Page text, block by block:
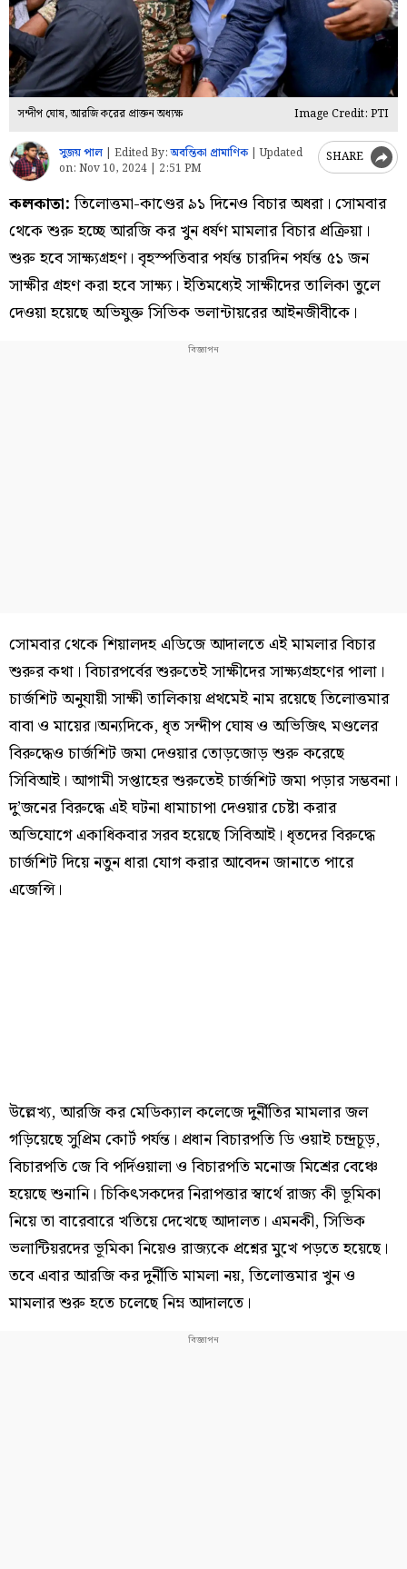
সন্দীপ ঘোষ, আরজি করের প্রাক্তন অধ্যক্ষ Image Credit: PTI
সুজয় পাল Edited By:অবন্তিকা প্রামাণিক|Updated
on: Nov 10, 2024 | 2:51 PM
SHARE
কলকাতা: তিলোত্তমা-কাণ্ডের ৯১ দিনেও বিচার অধরা। সোমবার
থেকে শুরু হচ্ছে আরজি কর খুন ধর্ষণ মামলার বিচার প্রক্রিয়া।
শুরু হবে সাক্ষ্যগ্রহণ। বৃহস্পতিবার পর্যন্ত চারদিন পর্যন্ত ৫১ জন
সাক্ষীর গ্রহণ করা হবে সাক্ষ্য। ইতিমধ্যেই সাক্ষীদের তালিকা তুলে
দেওয়া হয়েছে অভিযুক্ত সিভিক ভলান্টায়রের আইনজীবীকে।
সোমবার থেকে শিয়ালদহ এডিজে আদালতে এই মামলার বিচার
শুরুর কথা। বিচারপর্বের শুরুতেই সাক্ষীদের সাক্ষ্যগ্রহণের পালা।
চার্জশিট অনুযায়ী সাক্ষী তালিকায় প্রথমেই নাম রয়েছে তিলোত্তমার
বাবা ও মায়ের।অন্যদিকে, ধৃত সন্দীপ ঘোষ ও অভিজিৎ মণ্ডলের
বিরুদ্ধেও চার্জশিট জমা দেওয়ার তোড়জোড় শুরু করেছে
সিবিআই। আগামী সপ্তাহের শুরুতেই চার্জশিট জমা পড়ার সম্ভবনা।
দু’জনের বিরুদ্ধে এই ঘটনা ধামাচাপা দেওয়ার চেষ্টা করার
অভিযোগে একাধিকবার সরব হয়েছে সিবিআই। ধৃতদের বিরুদ্ধে
চার্জশিট দিয়ে নতুন ধারা যোগ করার আবেদন জানাতে পারে
এজেন্সি।
উল্লেখ্য, আরজি কর মেডিক্যাল কলেজে দুর্নীতির মামলার জল
গড়িয়েছে সুপ্রিম কোর্ট পর্যন্ত। প্রধান বিচারপতি ডি ওয়াই চন্দ্রচূড়,
বিচারপতি জে বি পর্দিওয়ালা ও বিচারপতি মনোজ মিশ্রের বেঞ্চে
হয়েছে শুনানি। চিকিৎসকদের নিরাপত্তার স্বার্থে রাজ্য কী ভূমিকা
নিয়ে তা বারেবারে খতিয়ে দেখেছে আদালত। এমনকী, সিভিক
ভলান্টিয়রদের ভূমিকা নিয়েও রাজ্যকে প্রশ্নের মুখে পড়তে হয়েছে।
তবে এবার আরজি কর দুর্নীতি মামলা নয়, তিলোত্তমার খুন ও
মামলার শুরু হতে চলেছে নিম্ন আদালতে।